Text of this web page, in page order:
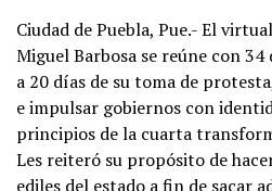
Ciudad de Puebla, Pue.- El
Miguel Barbosa se reúne con
a 20 días de su toma de
e impulsar gobiernos con
principios de la cuarta
Les reiteró su propósito de
ediles del estado a fin de sacar